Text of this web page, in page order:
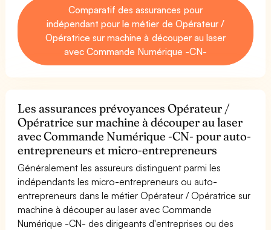
Comparatif des assurances pour
indépendant pour le métier de Opérateur /
Opératrice sur machine à découper au laser
avec Commande Numérique -CN-
Les assurances prévoyances Opérateur /
Opératrice sur machine à découper au laser
avec Commande Numérique -CN- pour auto-
entrepreneurs et micro-entrepreneurs
Généralement les assureurs distinguent parmi les
indépendants les micro-entrepreneurs ou auto-
entrepreneurs dans le métier Opérateur / Opératrice sur
machine à découper au laser avec Commande
Numérique -CN- des dirigeants d'entreprises ou des